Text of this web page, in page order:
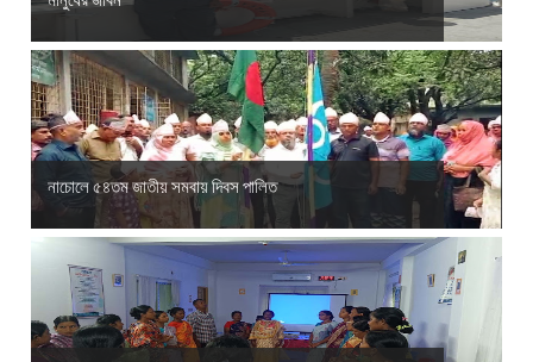
নাচোলে ৫৪তম জাতীয় সমবায় দিবস পালিত